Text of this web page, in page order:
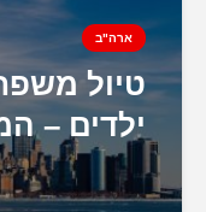
ארה"ב
טיול
ילדים –